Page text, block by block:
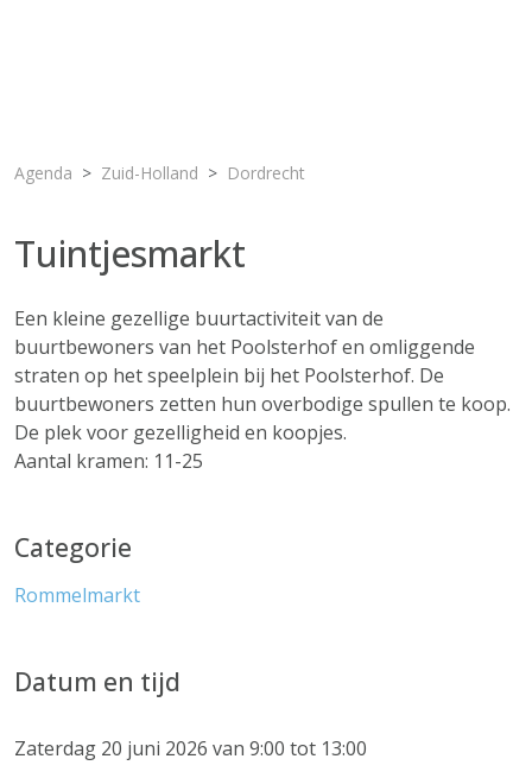
Agenda Zuid-Holland Dordrecht
Tuintjesmarkt
Een kleine gezellige buurtactiviteit van de
buurtbewoners van het Poolsterhof en omliggende
straten op het speelplein bij het Poolsterhof. De
buurtbewoners zetten hun overbodige spullen te koop.
De plek voor gezelligheid en koopjes.
Aantal kramen: 11-25
Categorie
Rommelmarkt
Datum en tijd
Zaterdag 20 juni 2026 van 9:00 tot 13:00